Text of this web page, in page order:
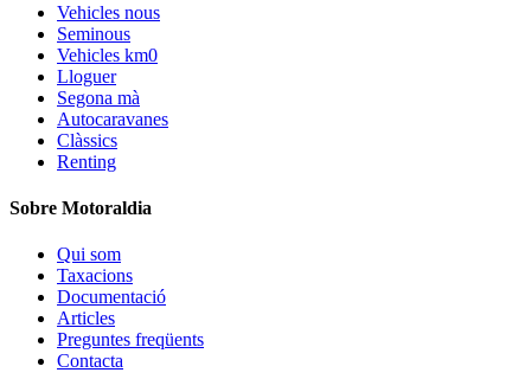
Vehicles nous
Seminous
Vehicles km0
Lloguer
Segona mà
Autocaravanes
Clàssics
Renting
Sobre Motoraldia
Qui som
Taxacions
Documentació
Articles
Preguntes freqüents
Contacta